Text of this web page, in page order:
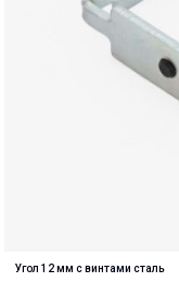
Угол 12 мм с винтами сталь